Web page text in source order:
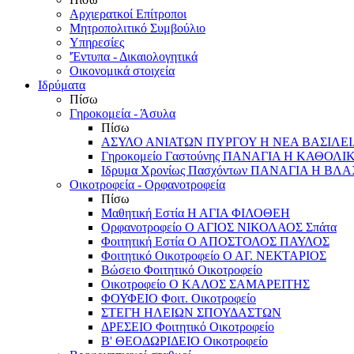
Αρχιερατκοί Επίτροποι
Μητροπολιτικό Συμβούλιο
Υπηρεσίες
'Έντυπα - Δικαιολογητικά
Οικονομικά στοιχεία
Ιδρύματα
Πίσω
Γηροκομεία - Άσυλα
Πίσω
ΑΣΥΛΟ ΑΝΙΑΤΩΝ ΠΥΡΓΟΥ Η ΝΕΑ
Γηροκομείο Γαστούνης ΠΑΝΑΓΙΑ Η
Ιδρυμα Χρονίως Πασχόντων ΠΑΝΑΓΙΑ Η
Οικοτροφεία - Ορφανοτροφεία
Πίσω
Μαθητική Εστία Η ΑΓΙΑ ΦΙΛΟΘΕΗ
Ορφανοτροφείο Ο ΑΓΙΟΣ ΝΙΚΟΛΑΟΣ Σπάτα
Φοιτητική Εστία Ο ΑΠΟΣΤΟΛΟΣ ΠΑΥΛΟΣ
Φοιτητικό Οικοτροφείο Ο ΑΓ. ΝΕΚΤΑΡΙΟΣ
Βώσειο Φοιτητικό Οικοτροφείο
Οικοτροφείο Ο ΚΑΛΟΣ ΣΑΜΑΡΕΙΤΗΣ
ΦΟΥΦΕΙΟ Φοιτ. Οικοτροφείο
ΣΤΕΓΗ ΗΛΕΙΩΝ ΣΠΟΥΔΑΣΤΩΝ
ΔΡΕΣΕΙΟ Φοιτητικό Οικοτροφείο
Β' ΘΕΟΔΩΡΙΔΕΙΟ Οικοτροφείο